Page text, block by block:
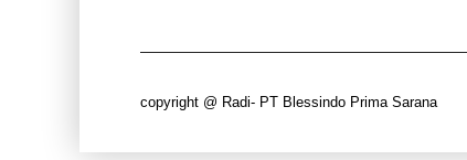
copyright @ Radi- PT Blessindo Prima Sarana